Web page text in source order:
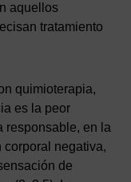
aquellos
tratamiento
quimioterapia,
es la peor
responsable, en la
corporal negativa,
de